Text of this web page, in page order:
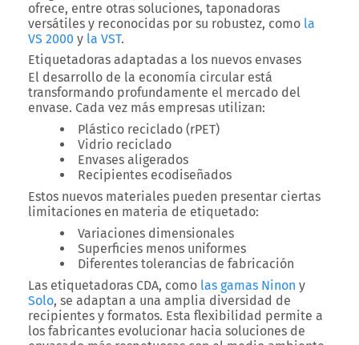
ofrece, entre otras soluciones, taponadoras
versátiles y reconocidas por su robustez, como la
VS 2000 y la VST.
Etiquetadoras adaptadas a los nuevos envases
El desarrollo de la economía circular está
transformando profundamente el mercado del
envase. Cada vez más empresas utilizan:
Plástico reciclado (rPET)
Vidrio reciclado
Envases aligerados
Recipientes ecodiseñados
Estos nuevos materiales pueden presentar ciertas
limitaciones en materia de etiquetado:
Variaciones dimensionales
Superficies menos uniformes
Diferentes tolerancias de fabricación
Las etiquetadoras CDA, como las gamas Ninon y
Solo, se adaptan a una amplia diversidad de
recipientes y formatos. Esta flexibilidad permite a
los fabricantes evolucionar hacia soluciones de